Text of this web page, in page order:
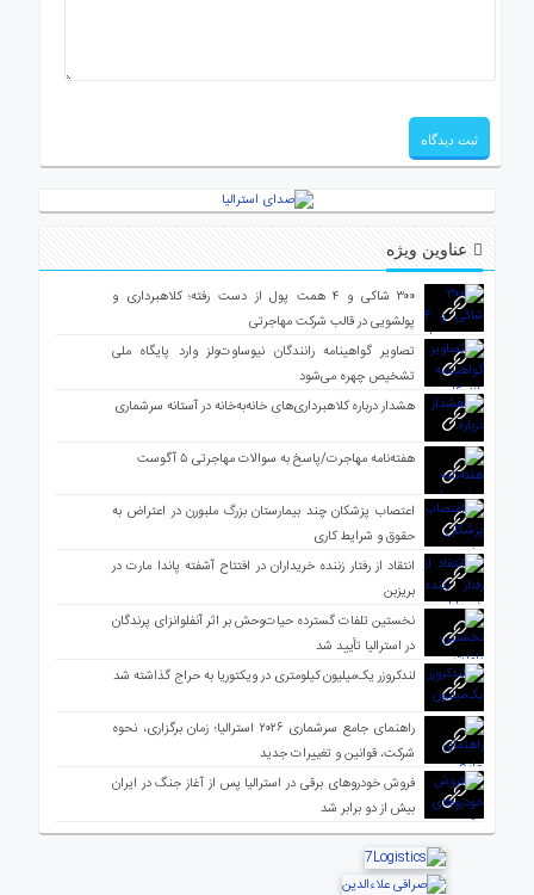
عناوین ویژه
۳۰۰ شاکی و ۴ همت پول از دست رفته؛ کلاهبرداری و
پولشویی در قالب شرکت مهاجرتی
تصاویر گواهینامه رانندگان نیوساوت‌ولز وارد پایگاه ملی
تشخیص چهره می‌شود
هشدار درباره کلاهبرداری‌های خانه‌به‌خانه در آستانه سرشماری
هفته‌نامه مهاجرت/پاسخ به سوالات مهاجرتی ۵ آگوست
اعتصاب پزشکان چند بیمارستان بزرگ ملبورن در اعتراض به
حقوق و شرایط کاری
انتقاد از رفتار زننده خریداران در افتتاح آشفته پاندا مارت در
بریزبن
نخستین تلفات گسترده حیات‌وحش بر اثر آنفلوانزای پرندگان
در استرالیا تأیید شد
لندکروزر یک‌میلیون کیلومتری در ویکتوریا به حراج گذاشته شد
راهنمای جامع سرشماری ۲۰۲۶ استرالیا؛ زمان برگزاری، نحوه
شرکت، قوانین و تغییرات جدید
فروش خودروهای برقی در استرالیا پس از آغاز جنگ در ایران
بیش از دو برابر شد